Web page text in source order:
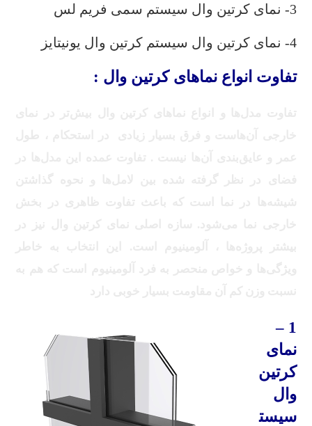
3- نمای کرتین وال سیستم سمی فریم لس
4- نمای کرتین وال سیستم کرتین وال یونیتایز
تفاوت انواع نماهای کرتین وال :
1 –
نمای
کرتین
وال
سیست